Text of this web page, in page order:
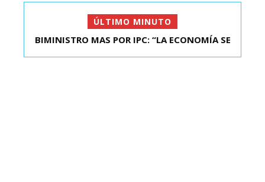
ÚLTIMO MINUTO
KAST SE REUNIÓ CON EL PRESIDENTE ELECTO DE
BIMINISTRO MAS POR IPC: “LA ECONOMÍA SE